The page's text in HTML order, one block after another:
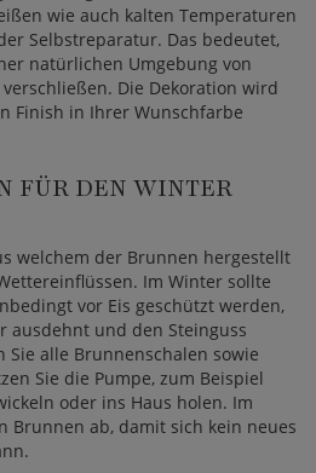
wie auch kalten Temperaturen
Selbstreparatur. Das bedeutet,
natürlichen Umgebung von
Die Dekoration wird
Finish in Ihrer Wunschfarbe
FÜR DEN WINTER
welchem der Brunnen hergestellt
Im Winter sollte
vor Eis geschützt werden,
ausdehnt und den Steinguss
Sie alle Brunnenschalen sowie
Sie die Pumpe, zum Beispiel
oder ins Haus holen. Im
Brunnen ab, damit sich kein neues